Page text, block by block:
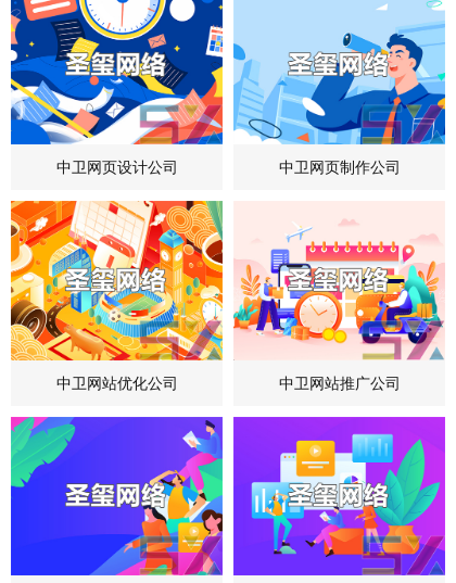
中卫网页设计公司 中卫网页制作公司
中卫网站优化公司 中卫网站推广公司